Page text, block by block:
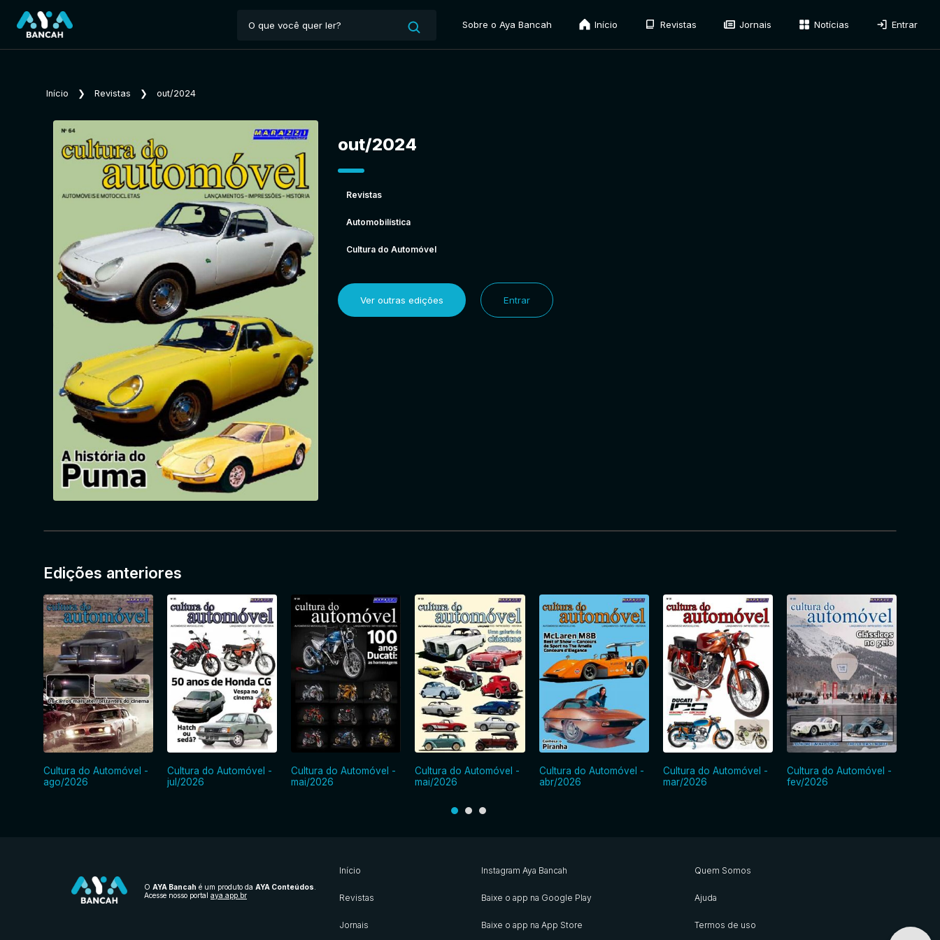
Sobre o Aya Bancah Início Revistas Jornais Notícias Entrar
Início ❯ Revistas ❯ out/2024
out/2024
Revistas
Automobilística
Cultura do Automóvel
Ver outras edições Entrar
Edições anteriores
Cultura do Automóvel -
ago/2026
Cultura do Automóvel -
jul/2026
Cultura do Automóvel -
mai/2026
Cultura do Automóvel -
mai/2026
Cultura do Automóvel -
abr/2026
Cultura do Automóvel -
mar/2026
Cultura do Automóvel -
fev/2026
O AYA Bancah é um produto da AYA Conteúdos
Acesse nosso portal aya.app.br
Início
Revistas
Jornais
Instagram Aya Bancah
Baixe o app na Google Play
Baixe o app na App Store
Quem Somos
Ajuda
Termos de uso